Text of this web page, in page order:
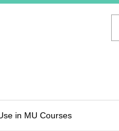
in MU Courses